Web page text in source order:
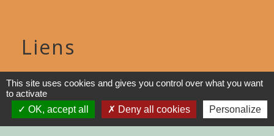
Liens
DINAN AGGLO
CINEMAS DINAN
COTES D'ARMOR
This site uses cookies and gives you control over what you want
to activate
OK, accept all
Deny all cookies Personalize